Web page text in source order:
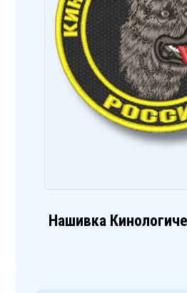
Нашивка